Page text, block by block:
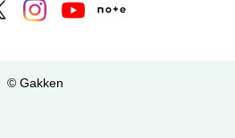
© Gakken